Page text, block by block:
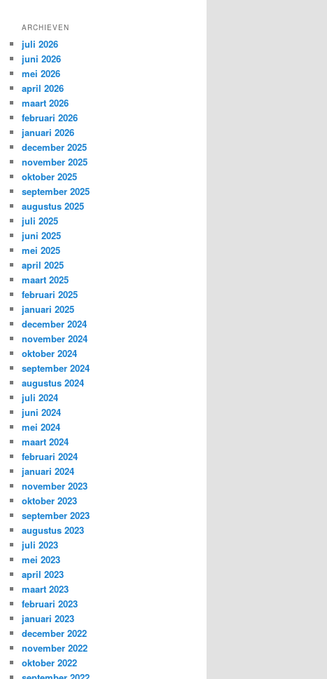
ARCHIEVEN
juli 2026
juni 2026
mei 2026
april 2026
maart 2026
februari 2026
januari 2026
december 2025
november 2025
oktober 2025
september 2025
augustus 2025
juli 2025
juni 2025
mei 2025
april 2025
maart 2025
februari 2025
januari 2025
december 2024
november 2024
oktober 2024
september 2024
augustus 2024
juli 2024
juni 2024
mei 2024
maart 2024
februari 2024
januari 2024
november 2023
oktober 2023
september 2023
augustus 2023
juli 2023
mei 2023
april 2023
maart 2023
februari 2023
januari 2023
december 2022
november 2022
oktober 2022